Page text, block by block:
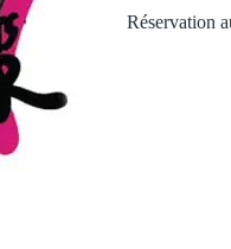
Réservation